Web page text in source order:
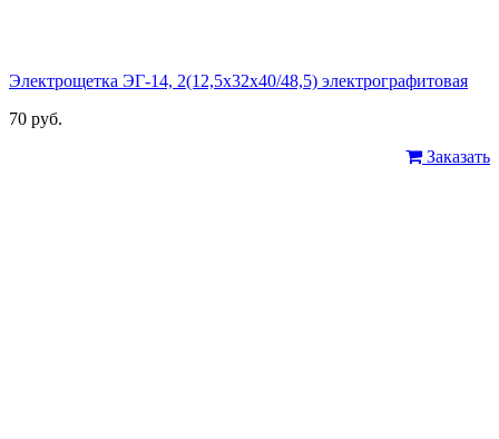
Электрощетка ЭГ-14, 2(12,5х32х40/48,5) электрографитовая
70 руб.
Заказать